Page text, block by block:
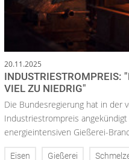
20.11.2025
INDUSTRIESTROMPREIS:
VIEL ZU NIEDRIG"
Die Bundesregierung hat in der
Industriestrompreis
energieintensiven Gießerei-
Eisen Gießerei